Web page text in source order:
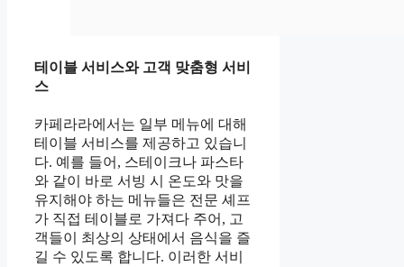
테이블 서비스와 고객 맞춤형 서비
스
카페라라에서는 일부 메뉴에 대해
테이블 서비스를 제공하고 있습니
다. 예를 들어, 스테이크나 파스타
와 같이 바로 서빙 시 온도와 맛을
유지해야 하는 메뉴들은 전문 셰프
가 직접 테이블로 가져다 주어, 고
객들이 최상의 상태에서 음식을 즐
길 수 있도록 합니다. 이러한 서비